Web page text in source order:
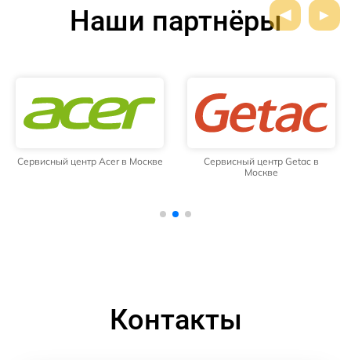
Наши партнёры
Сервисный центр Acer в Москве
Сервисный центр Getac в
Москве
Контакты